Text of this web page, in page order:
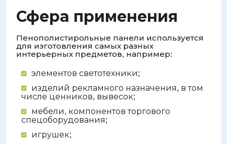
Сфера применения
Пенополистирольные панели используется
для изготовления самых разных
интерьерных предметов, например:
элементов светотехники;
изделий рекламного назначения, в том
числе ценников, вывесок;
мебели, компонентов торгового
спецоборудования;
игрушек;